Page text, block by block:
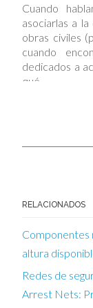
Cuando
asociarlas a
obras civiles
cuando
dedicados a
qué…
RELACIONADOS
Componentes
altura
Redes de
Arrest Nets: